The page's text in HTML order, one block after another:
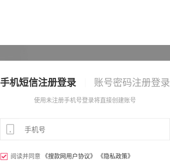
手机短信注册登录 账号密码注册登录
使用未注册手机号登录将直接创建账号
 阅读并同意 《搜款网用户协议》 《隐私政策》